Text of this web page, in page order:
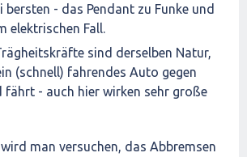
bersten - das Pendant zu Funke und
elektrischen Fall.
sind derselben Natur,
(schnell) fahrendes Auto gegen
fährt - auch hier wirken sehr große
man versuchen, das Abbremsen